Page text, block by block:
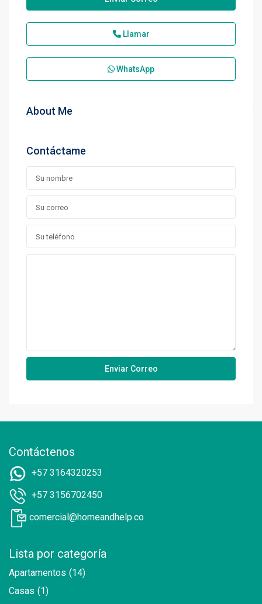
Llamar
WhatsApp
About Me
Contáctame
Contáctenos
+57 3164320253
+57 3156702450
comercial@homeandhelp.co
Lista por categoría
Apartamentos (14)
Casas (1)